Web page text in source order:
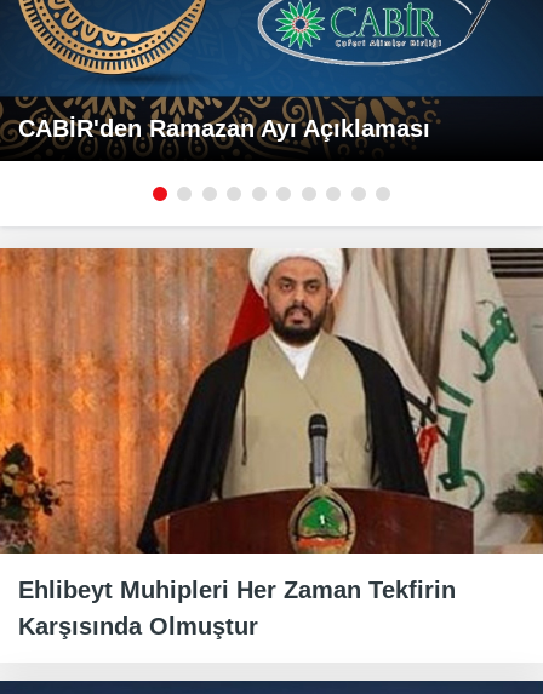
CABİR'den Ramazan Ayı Açıklaması
Ehlibeyt Muhipleri Her Zaman Tekfirin
Karşısında Olmuştur